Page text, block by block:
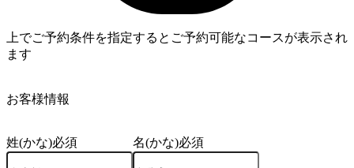
上でご予約条件を指定するとご予約可能なコースが表示され
ます
お客様情報
姓(かな)必須 名(かな)必須